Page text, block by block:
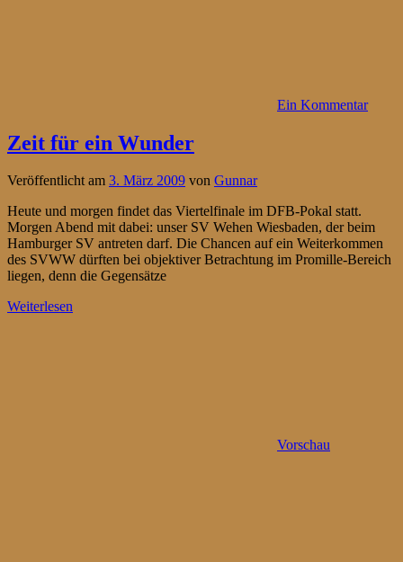
Ein Kommentar
Zeit für ein Wunder
Veröffentlicht am 3. März 2009 von Gunnar
Heute und morgen findet das Viertelfinale im DFB-Pokal statt.
Morgen Abend mit dabei: unser SV Wehen Wiesbaden, der beim
Hamburger SV antreten darf. Die Chancen auf ein Weiterkommen
des SVWW dürften bei objektiver Betrachtung im Promille-Bereich
liegen, denn die Gegensätze
Weiterlesen
Vorschau